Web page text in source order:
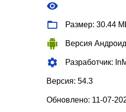
Размер: 30.44
Версия
Разработчик:
Версия: 54.3
Обновлено: 11-07-